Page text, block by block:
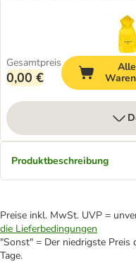
Gesamtpreis
0,00 €
Produktbeschreibung
Preise inkl. MwSt. UVP =
die Lieferbedingungen
"Sonst" = Der niedrigste
Tage.